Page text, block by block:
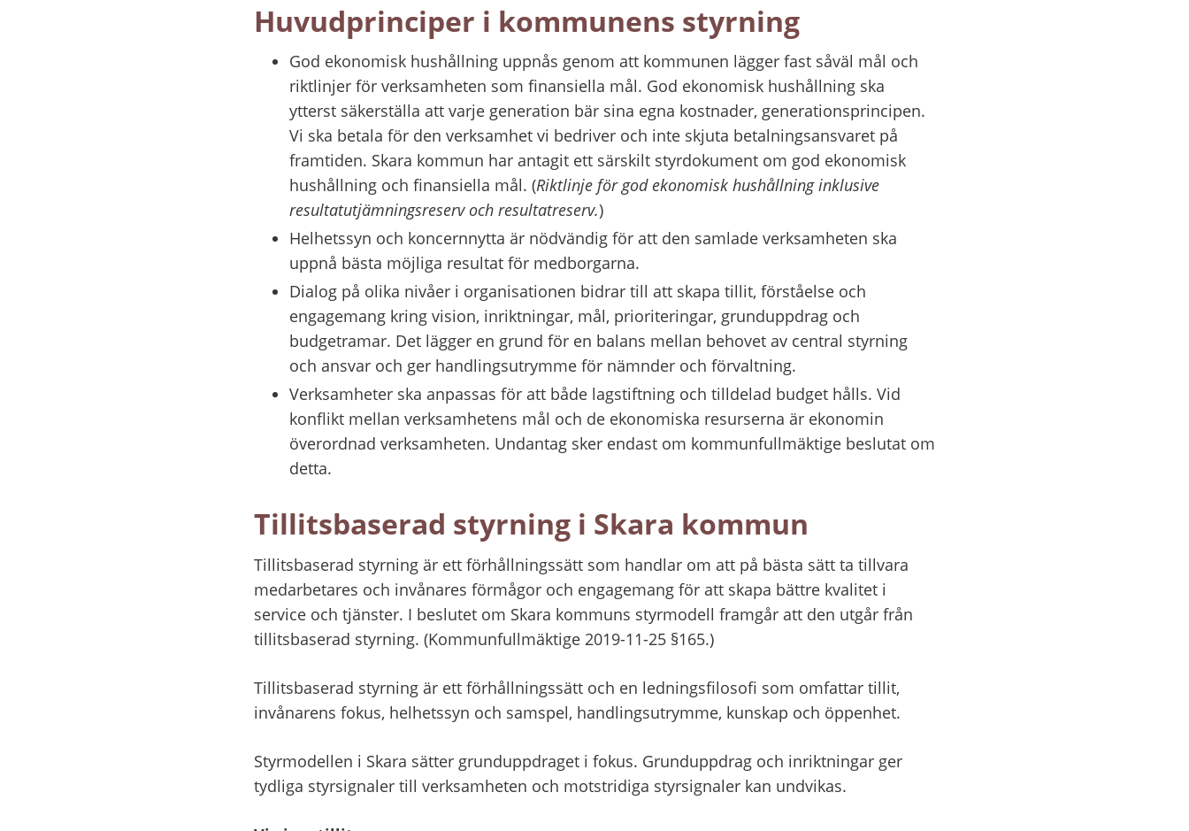
Huvudprinciper i kommunens styrning
God ekonomisk hushållning uppnås genom att kommunen lägger fast såväl mål och
riktlinjer för verksamheten som finansiella mål. God ekonomisk hushållning ska
ytterst säkerställa att varje generation bär sina egna kostnader, generationsprincipen.
Vi ska betala för den verksamhet vi bedriver och inte skjuta betalningsansvaret på
framtiden. Skara kommun har antagit ett särskilt styrdokument om god ekonomisk
hushållning och finansiella mål. (Riktlinje för god ekonomisk hushållning inklusive
resultatutjämningsreserv och resultatreserv.)
Helhetssyn och koncernnytta är nödvändig för att den samlade verksamheten ska
uppnå bästa möjliga resultat för medborgarna.
Dialog på olika nivåer i organisationen bidrar till att skapa tillit, förståelse och
engagemang kring vision, inriktningar, mål, prioriteringar, grunduppdrag och
budgetramar. Det lägger en grund för en balans mellan behovet av central styrning
och ansvar och ger handlingsutrymme för nämnder och förvaltning.
Verksamheter ska anpassas för att både lagstiftning och tilldelad budget hålls. Vid
konflikt mellan verksamhetens mål och de ekonomiska resurserna är ekonomin
överordnad verksamheten. Undantag sker endast om kommunfullmäktige beslutat om
detta.
Tillitsbaserad styrning i Skara kommun
Tillitsbaserad styrning är ett förhållningssätt som handlar om att på bästa sätt ta tillvara
medarbetares och invånares förmågor och engagemang för att skapa bättre kvalitet i
service och tjänster. I beslutet om Skara kommuns styrmodell framgår att den utgår från
tillitsbaserad styrning. (Kommunfullmäktige 2019-11-25 §165.)
Tillitsbaserad styrning är ett förhållningssätt och en ledningsfilosofi som omfattar tillit,
invånarens fokus, helhetssyn och samspel, handlingsutrymme, kunskap och öppenhet.
Styrmodellen i Skara sätter grunduppdraget i fokus. Grunduppdrag och inriktningar ger
tydliga styrsignaler till verksamheten och motstridiga styrsignaler kan undvikas.